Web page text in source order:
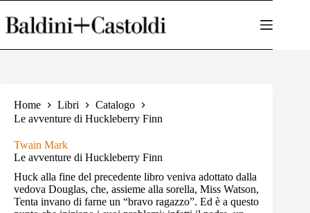
al
contenuto
Home Libri
Catalogo
Le avventure di Huckleberry Finn
Twain Mark
Le avventure di Huckleberry Finn
Huck alla fine del precedente libro veniva adottato dalla
vedova Douglas, che, assieme alla sorella, Miss Watson,
Tenta invano di farne un “bravo ragazzo”. Ed è a questo